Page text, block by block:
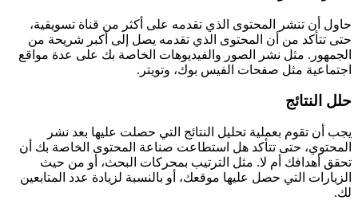
حاول أن تنشر المحتوى الذي تقدمه على أكثر من قناة تسويقية،
حتى تتأكد من أن المحتوى الذي تقدمه يصل إلى أكبر شريحة من
الجمهور. مثل نشر الصور والفيديوهات الخاصة بك على عدة مواقع
اجتماعية مثل صفحات الفيس بوك، وتويتر.
حلل النتائج
يجب أن تقوم بعملية تحليل النتائج التي حصلت عليها بعد نشر
المحتوي، حتى تتأكد هل استطاعت صناعة المحتوى الخاصة بك أن
تحقق أهدافك أم لا. مثل الترتيب بمحركات البحث، أو من حيث
الزيارات التي حصل عليها موقعك، أو بالنسبة لزيادة عدد المتابعين
لك.